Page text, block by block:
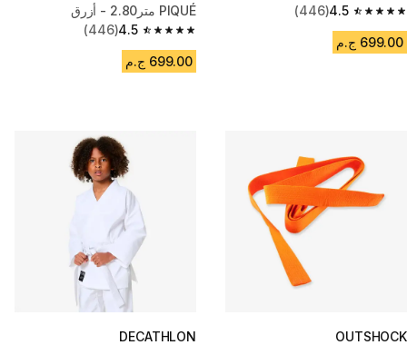
4.5
4.5 out of 5 stars from 446 reviews
(446)
699.00 ج.م
PIQUÉ متر2.80 - أزرق
4.5
4.5 out of 5 stars from 446 reviews
(446)
699.00 ج.م
OUTSHOCK
DECATHLON